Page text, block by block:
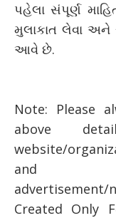
પહેલા સંપૂર્ણ
મુલાકાત લેવા અને
આવે છે.
Note: Please
above
website/
Created Only